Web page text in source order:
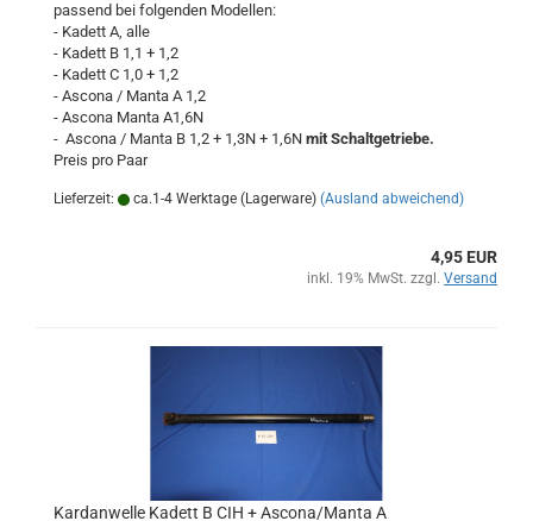
passend bei folgenden Modellen:
- Kadett A, alle
- Kadett B 1,1 + 1,2
- Kadett C 1,0 + 1,2
- Ascona / Manta A 1,2
- Ascona Manta A1,6N
- Ascona / Manta B 1,2 + 1,3N + 1,6N mit Schaltgetriebe.
Preis pro Paar
Lieferzeit: ca.1-4 Werktage (Lagerware) (Ausland abweichend)
4,95 EUR
inkl. 19% MwSt. zzgl. Versand
Kardanwelle Kadett B CIH + Ascona/Manta A